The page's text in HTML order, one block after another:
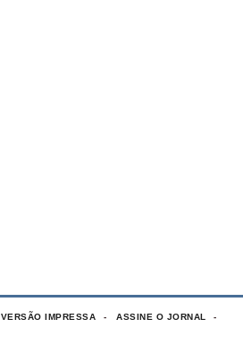
VERSÃO IMPRESSA ASSINE O JORNAL